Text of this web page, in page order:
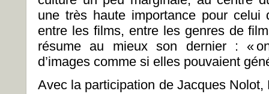
une très haute importance pour
entre les films, entre les genres de
résume au mieux son dernier : «
d’images comme si elles pouvaient
Avec la participation de Jacques